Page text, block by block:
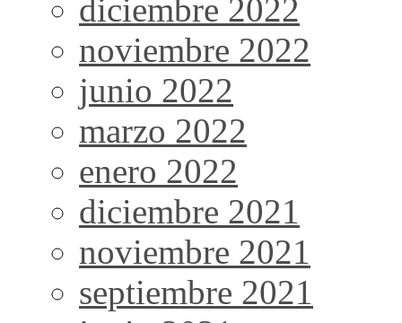
diciembre 2022
noviembre 2022
junio 2022
marzo 2022
enero 2022
diciembre 2021
noviembre 2021
septiembre 2021